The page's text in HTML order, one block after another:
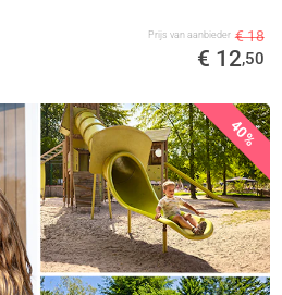
Prijs van aanbieder € 18
€ 12,50
40%